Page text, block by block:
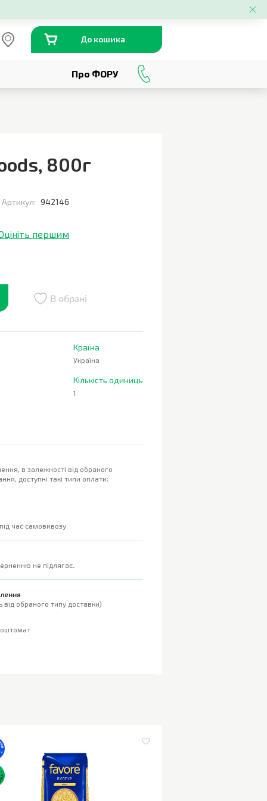
До кошика
Про ФОРУ
, 800г
Артикул: 942146
першим
В обрані
Країна
Україна
Кількість одиниць
1
в залежності від обраного
доступні такі типи оплати:
час самовивозу
не підлягає.
обраного типу доставки)